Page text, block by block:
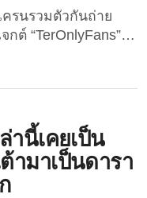
รนรวมตัวกันถ่าย
ต์ “TerOnlyFans”
เครนกลุ่มหนึ่ง พวก
ล้ว เพื่อน ๆ อ่านไม่ผิด
าวยูเครนได้รวมตัว
ซึ่งเป็นคำ
กับ...
านี้เคยเป็น
ามาเป็นดารา